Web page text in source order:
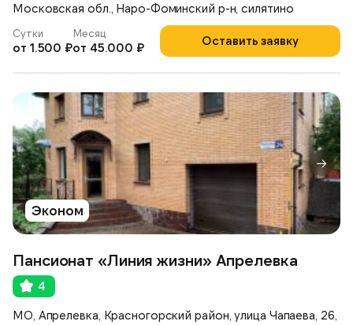
Московская обл., Наро-Фоминский р-н, силятино
Оставить заявку
Сутки
от 1.500 ₽
Месяц
от 45.000 ₽
Эконом
Пансионат «Линия жизни» Апрелевка
4
МО, Апрелевка, Красногорский район, улица Чапаева, 26,